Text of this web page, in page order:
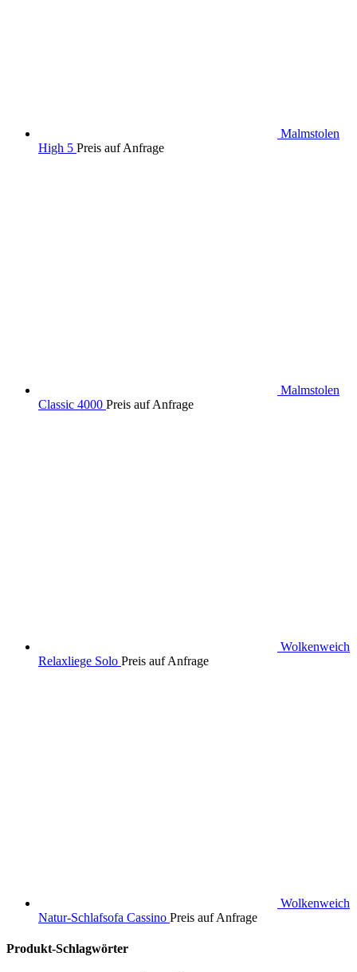
Malmstolen
High 5 Preis auf Anfrage
Malmstolen
Classic 4000 Preis auf Anfrage
Wolkenweich
Relaxliege Solo Preis auf Anfrage
Wolkenweich
Natur-Schlafsofa Cassino Preis auf Anfrage
Produkt-Schlagwörter